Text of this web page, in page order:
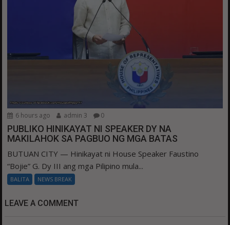
6 hours ago admin 3 0
PUBLIKO HINIKAYAT NI SPEAKER DY NA
MAKILAHOK SA PAGBUO NG MGA BATAS
BUTUAN CITY — Hinikayat ni House Speaker Faustino
“Bojie” G. Dy III ang mga Pilipino mula...
BALITA NEWS BREAK
LEAVE A COMMENT